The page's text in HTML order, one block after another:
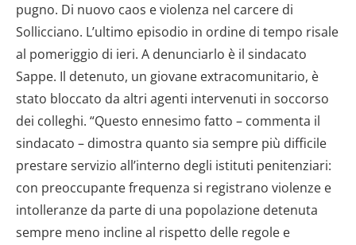
pugno. Di nuovo caos e violenza nel carcere di
Sollicciano. L’ultimo episodio in ordine di tempo risale
al pomeriggio di ieri. A denunciarlo è il sindacato
Sappe. Il detenuto, un giovane extracomunitario, è
stato bloccato da altri agenti intervenuti in soccorso
dei colleghi. “Questo ennesimo fatto – commenta il
sindacato – dimostra quanto sia sempre più difficile
prestare servizio all’interno degli istituti penitenziari:
con preoccupante frequenza si registrano violenze e
intolleranze da parte di una popolazione detenuta
sempre meno incline al rispetto delle regole e